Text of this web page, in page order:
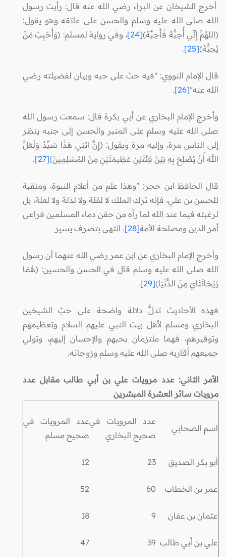
أخرج الشيخان عن البراء رضي الله عنه قال: رأيت رسول
الله صلى الله عليه وسلم والحسن على عاتقه وهو يقول:
(اللهُمَّ إِنِّي أُحِبُّهُ فَأَحِبَّهُ)[24]
، وفي رواية لمسلم: (وَأَحْبِبْ مَنْ
يُحِبُّهُ)[25]
.
قال الإمام النووي: "فيه حث على حبه وبيان لفضيلته رضي
الله عنه"[26]
.
وأخرج الإمام البخاري عن أبي بكرة قال: سمعت رسول الله
صلى الله عليه وسلم على المنبر والحسن إلى جنبه ينظر
إلى الناس مرة، وإليه مرة ويقول: (إِنَّ ابْنِي هَذَا سَيِّدٌ وَلَعَلَّ
اللَّهَ أَنْ يُصْلِحَ بِهِ بَيْنَ فِئَتَيْنِ عَظِيمَتَيْنِ مِنَ المُسْلِمِينَ)[27]
.
قال الحافظ ابن حجر: "وهذا علم من أعلام النبوة، ومنقبة
للحسن بن علي، فإنه ترك الملك لا لقلة ولا لذلة ولا لعلة، بل
لرغبته فيما عند الله لما رآه من حقن دماء المسلمين فراعى
أمر الدين ومصلحة الأمة[28] . انتهى بتصرف يسير
وأخرج الإمام البخاري عن ابن عمر رضي الله عنهما أن رسول
الله صلى الله عليه وسلم قال في الحسن والحسين: (هُمَا
رَيْحَانَتَايَ مِنَ الدُّنْيَا)[29]
.
فهذه الأحاديث تدلُّ دلالة واضحة على حبّ الشيخين
البخاري ومسلم لأهل بيت النبي عليهم السلام وتعظيمهم
وتوقيرهم، فهما ملتزمان بحبهم والإحسان إليهم، وتولي
جميعهم أقاربه صلى الله عليه وسلم وزوجاته.
الأمر الثاني: عدد مرويات علي بن أبي طالب مقابل عدد
مرويات سائر العشرة المبشرين
اسم الصحابي
عدد المرويات في
صحيح البخاري
عدد المرويات في
صحيح مسلم
أبو بكر الصديق 23
12
عمر بن الخطاب 60
52
عثمان بن عفان 9
18
علي بن أبي طالب 39
47